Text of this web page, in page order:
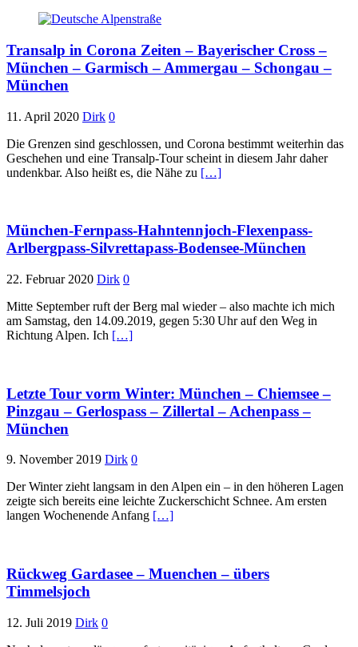
Transalp in Corona Zeiten – Bayerischer Cross –
München – Garmisch – Ammergau – Schongau –
München
11. April 2020 Dirk 0
Die Grenzen sind geschlossen, und Corona bestimmt weiterhin das
Geschehen und eine Transalp-Tour scheint in diesem Jahr daher
undenkbar. Also heißt es, die Nähe zu […]
München-Fernpass-Hahntennjoch-Flexenpass-
Arlbergpass-Silvrettapass-Bodensee-München
22. Februar 2020 Dirk 0
Mitte September ruft der Berg mal wieder – also machte ich mich
am Samstag, den 14.09.2019, gegen 5:30 Uhr auf den Weg in
Richtung Alpen. Ich […]
Letzte Tour vorm Winter: München – Chiemsee –
Pinzgau – Gerlospass – Zillertal – Achenpass –
München
9. November 2019 Dirk 0
Der Winter zieht langsam in den Alpen ein – in den höheren Lagen
zeigte sich bereits eine leichte Zuckerschicht Schnee. Am ersten
langen Wochenende Anfang […]
Rückweg Gardasee – Muenchen – übers
Timmelsjoch
12. Juli 2019 Dirk 0